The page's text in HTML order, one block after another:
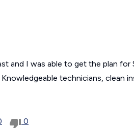
and I was able to get the plan for
technicians, clean
0